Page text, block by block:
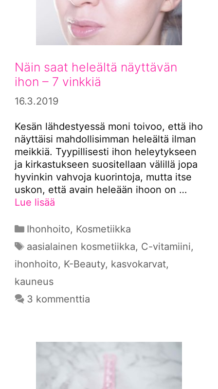
Näin saat heleältä näyttävän
ihon – 7 vinkkiä
16.3.2019
Kesän lähdestyessä moni toivoo, että iho
näyttäisi mahdollisimman heleältä ilman
meikkiä. Tyypillisesti ihon heleytykseen
ja kirkastukseen suositellaan välillä jopa
hyvinkin vahvoja kuorintoja, mutta itse
uskon, että avain heleään ihoon on …
Lue lisää
Kategoriat
Ihonhoito, Kosmetiikka
Avainsanat
aasialainen kosmetiikka, C-vitamiini,
ihonhoito, K-Beauty, kasvokarvat,
kauneus
3 kommenttia